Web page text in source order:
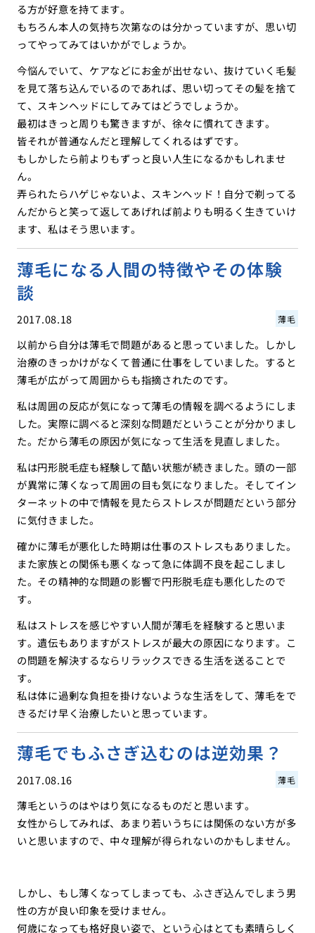
る方が好意を持てます。
もちろん本人の気持ち次第なのは分かっていますが、思い切
ってやってみてはいかがでしょうか。
今悩んでいて、ケアなどにお金が出せない、抜けていく毛髪
を見て落ち込んでいるのであれば、思い切ってその髪を捨て
て、スキンヘッドにしてみてはどうでしょうか。
最初はきっと周りも驚きますが、徐々に慣れてきます。
皆それが普通なんだと理解してくれるはずです。
もしかしたら前よりもずっと良い人生になるかもしれませ
ん。
弄られたらハゲじゃないよ、スキンヘッド！自分で剃ってる
んだからと笑って返してあげれば前よりも明るく生きていけ
ます、私はそう思います。
薄毛になる人間の特徴やその体験
談
2017.08.18 薄毛
以前から自分は薄毛で問題があると思っていました。しかし
治療のきっかけがなくて普通に仕事をしていました。すると
薄毛が広がって周囲からも指摘されたのです。
私は周囲の反応が気になって薄毛の情報を調べるようにしま
した。実際に調べると深刻な問題だということが分かりまし
た。だから薄毛の原因が気になって生活を見直しました。
私は円形脱毛症も経験して酷い状態が続きました。頭の一部
が異常に薄くなって周囲の目も気になりました。そしてイン
ターネットの中で情報を見たらストレスが問題だという部分
に気付きました。
確かに薄毛が悪化した時期は仕事のストレスもありました。
また家族との関係も悪くなって急に体調不良を起こしまし
た。その精神的な問題の影響で円形脱毛症も悪化したので
す。
私はストレスを感じやすい人間が薄毛を経験すると思いま
す。遺伝もありますがストレスが最大の原因になります。こ
の問題を解決するならリラックスできる生活を送ることで
す。
私は体に過剰な負担を掛けないような生活をして、薄毛をで
きるだけ早く治療したいと思っています。
薄毛でもふさぎ込むのは逆効果？
2017.08.16 薄毛
薄毛というのはやはり気になるものだと思います。
女性からしてみれば、あまり若いうちには関係のない方が多
いと思いますので、中々理解が得られないのかもしません。
しかし、もし薄くなってしまっても、ふさぎ込んでしまう男
性の方が良い印象を受けません。
何歳になっても格好良い姿で、という心はとても素晴らしく